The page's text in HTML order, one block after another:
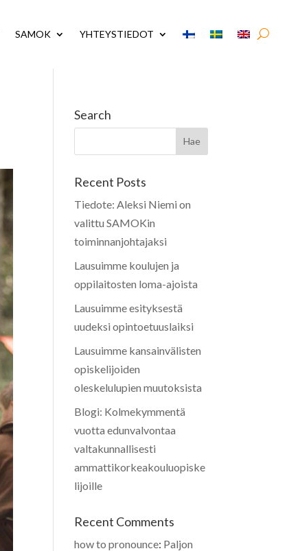
SAMOK YHTEYSTIEDOT
Search
Recent Posts
Tiedote: Aleksi Niemi on
valittu SAMOKin
toiminnanjohtajaksi
Lausuimme koulujen ja
oppilaitosten loma-ajoista
Lausuimme esityksestä
uudeksi opintoetuuslaiksi
Lausuimme kansainvälisten
opiskelijoiden
oleskelulupien muutoksista
Blogi: Kolmekymmentä
vuotta edunvalvontaa
valtakunnallisesti
ammattikorkeakouluopiske
lijoille
Recent Comments
how to pronounce: Paljon